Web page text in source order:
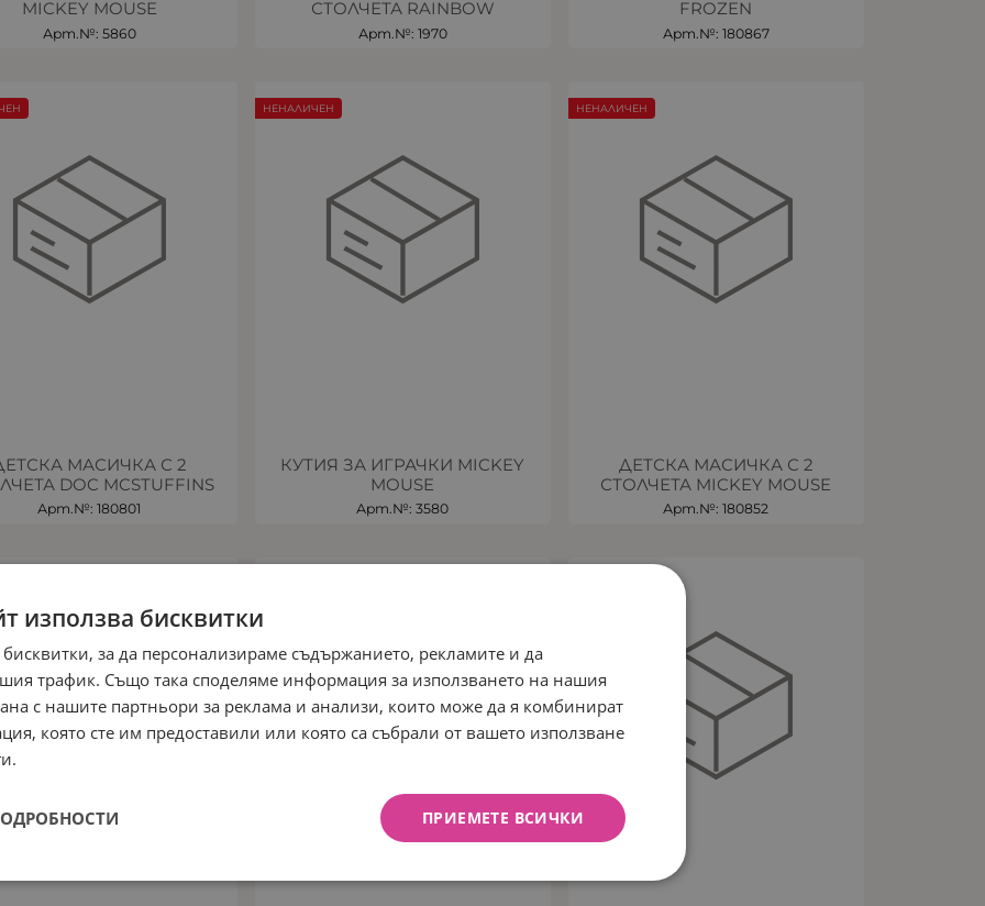
MICKEY MOUSE
Арт.№: 5860
СТОЛЧЕТА RAINBOW
Арт.№: 1970
FROZEN
Арт.№: 180867
МАСИЧКА С 2
DOC MCSTUFFINS
Арт.№: 180801
КУТИЯ ЗА ИГРАЧКИ MICKEY
MOUSE
Арт.№: 3580
НЕНАЛИЧЕН
ДЕТСКА МАСИЧКА С 2
СТОЛЧЕТА MICKEY MOUSE
Арт.№: 180852
НЕНАЛИЧЕН
използва бисквитки
за да персонализираме съдържанието, рекламите и да
трафик. Също така споделяме информация за използването на нашия
с нашите партньори за реклама и анализи, които може да я комбинират
която сте им предоставили или която са събрали от вашето използване
ПРИЕМЕТЕ ВСИЧКИ